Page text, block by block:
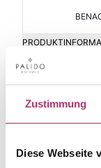
Zustimmung
Diese Webseite
Artikelgruppe
Ring
Gewicht